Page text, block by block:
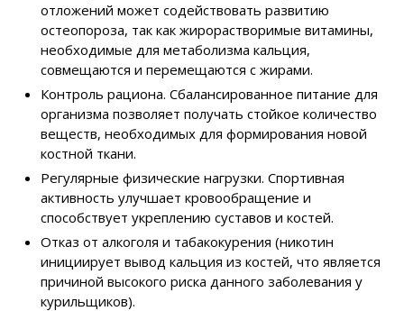
отложений может содействовать развитию
остеопороза, так как жирорастворимые витамины,
необходимые для метаболизма кальция,
совмещаются и перемещаются с жирами.
Контроль рациона. Сбалансированное питание для
организма позволяет получать стойкое количество
веществ, необходимых для формирования новой
костной ткани.
Регулярные физические нагрузки. Спортивная
активность улучшает кровообращение и
способствует укреплению суставов и костей.
Отказ от алкоголя и табакокурения (никотин
инициирует вывод кальция из костей, что является
причиной высокого риска данного заболевания у
курильщиков).